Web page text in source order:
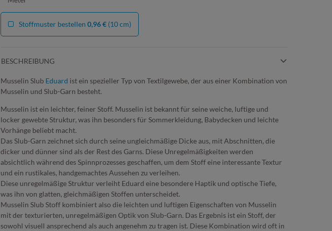
Stoffmuster bestellen 0,96 € (10 cm)
BESCHREIBUNG
Musselin Slub Eduard ist ein spezieller Typ von Textilgewebe, der aus einer Kombination von
Musselin und Slub-Garn besteht.
Musselin ist ein leichter, feiner Stoff. Musselin ist bekannt für seine weiche, luftige und
locker gewebte Struktur, was ihn besonders für Sommerkleidung, Babydecken und leichte
Vorhänge beliebt macht.
Das Slub-Garn zeichnet sich durch seine ungleichmäßige Dicke aus, mit Abschnitten, die
dicker und dünner sind als der Rest des Garns. Diese Unregelmäßigkeiten werden
absichtlich während des Spinnprozesses geschaffen, um dem Stoff eine interessante Textur
und ein rustikales, handgemachtes Aussehen zu verleihen.
Diese unregelmäßige Struktur verleiht Eduard eine besondere Haptik und optische Tiefe,
was ihn von glatten, gleichmäßigen Stoffen unterscheidet.
Musselin Slub Stoff kombiniert also die leichten und luftigen Eigenschaften von Musselin
mit der texturierten, unregelmäßigen Optik von Slub-Garn. Das Ergebnis ist ein Stoff, der
sowohl visuell ansprechend als auch angenehm zu tragen ist. Diese Kombination wird oft in